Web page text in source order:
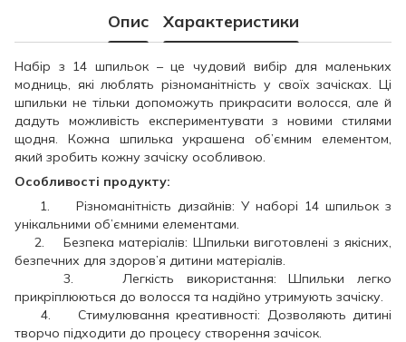
Опис Характеристики
Набір з 14 шпильок – це чудовий вибір для маленьких
модниць, які люблять різноманітність у своїх зачісках. Ці
шпильки не тільки допоможуть прикрасити волосся, але й
дадуть можливість експериментувати з новими стилями
щодня. Кожна шпилька украшена об’ємним елементом,
який зробить кожну зачіску особливою.
Особливості продукту:
1. Різноманітність дизайнів: У наборі 14 шпильок з
унікальними об’ємними елементами.
2. Безпека матеріалів: Шпильки виготовлені з якісних,
безпечних для здоров’я дитини матеріалів.
3. Легкість використання: Шпильки легко
прикріплюються до волосся та надійно утримують зачіску.
4. Стимулювання креативності: Дозволяють дитині
творчо підходити до процесу створення зачісок.